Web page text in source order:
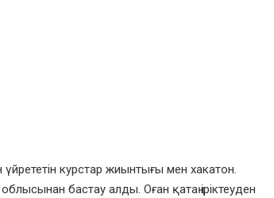
үйрететін курстар жиынтығы мен хакатон.
бастау алды. Оған қатаң іріктеуден